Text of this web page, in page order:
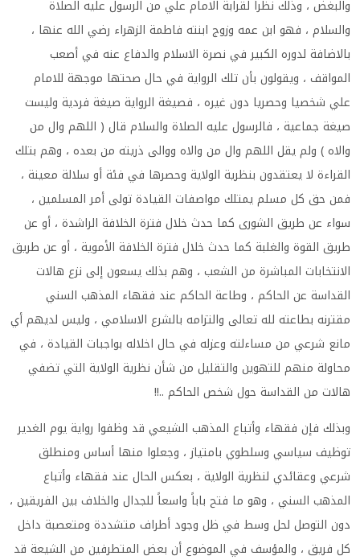
والبغض ، وذلك نظراً لقرابة الامام علي من الرسول عليه الصلاة
والسلام ، فهو ابن عمه وزوج ابنته فاطمة الزهراء رضي الله عنها ،
بالاضافة لدوره الكبير في نصرة الاسلام والدفاع عنه في أصعب
المواقف ، ويقولون بأن تلك الرواية في حال صحتها موجهة للامام
علي شخصيا وحصريا دون غيره ، فصيغة الرواية صيغة فردية وليست
صيغة جماعية ، فالرسول عليه الصلاة والسلام قال ( اللهم وال من
والاه ) ولم يقل اللهم وال من والاه ووالى ذريته من بعده ، وهم بتلك
القراءة لا يعتقدون بنظرية الولاية وحصرها في فئة أو سلالة معينة ،
فمن حق كل مسلم يمتلك مواصفات القيادة تولى أمر المسلمين ،
سواء عن طريق الشورى كما حدث خلال فترة الخلافة الراشدة ، أو عن
طريق القوة والغلبة كما حدث خلال فترة الخلافة الأموية ، أو عن طريق
الانتخابات المباشرة من الشعب ، وهم بذلك يسعون إلى نزع هالات
القداسة عن الحاكم ، وطاعة الحاكم عند فقهاء المذهب السني
مقترنه بطاعته لله تعالى والتزامه بالشرع الاسلامي ، وليس لديهم أي
مانع شرعي من مساءلته وعزله في حال اخلاله بواجبات القيادة ، في
محاولة منهم للتهوين والتقليل من شأن نظرية الولاية التي تضفي
هالات من القداسة حول شخص الحاكم ..!!
وبذلك فإن فقهاء وأتباع المذهب الشيعي قد وظفوا رواية يوم الغدير
توظيف سياسي وسلطوي بامتياز ، وجعلوا منها أساس ومنطلق
شرعي وعقائدي لنظرية الولاية ، بعكس الحال عند فقهاء وأتباع
المذهب السني ، وهو ما فتح باباً واسعاً للجدال والخلاف بين الفريقين ،
دون التوصل لحل وسط في ظل وجود أطراف متشددة ومتعصبة داخل
كل فريق ، والمؤسف في الموضوع أن بعض المتطرفين من الشيعة قد